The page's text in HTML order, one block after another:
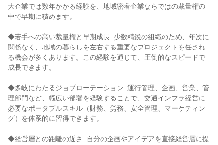
大企業では数年かかる経験を、地域密着企業ならではの裁量権の
中で早期に積めます。
◆若手への高い裁量権と早期成長: 少数精鋭の組織のため、年次に
関係なく、地域の暮らしを左右する重要なプロジェクトを任され
る機会が多くあります。この経験を通じて、圧倒的なスピードで
成長できます。
◆多岐にわたるジョブローテーション: 運行管理、企画、営業、管
理部門など、幅広い部署を経験することで、交通インフラ経営に
必要なポータブルスキル（財務、労務、安全管理、マーケティン
グ）を体系的に習得できます。
◆経営層との距離の近さ: 自分の企画やアイデアを直接経営層に提